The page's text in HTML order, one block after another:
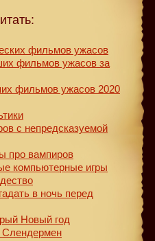
фильмов ужасов
фильмов ужасов за
фильмов ужасов 2020
с непредсказуемой
про вампиров
компьютерные игры
в ночь перед
Новый год